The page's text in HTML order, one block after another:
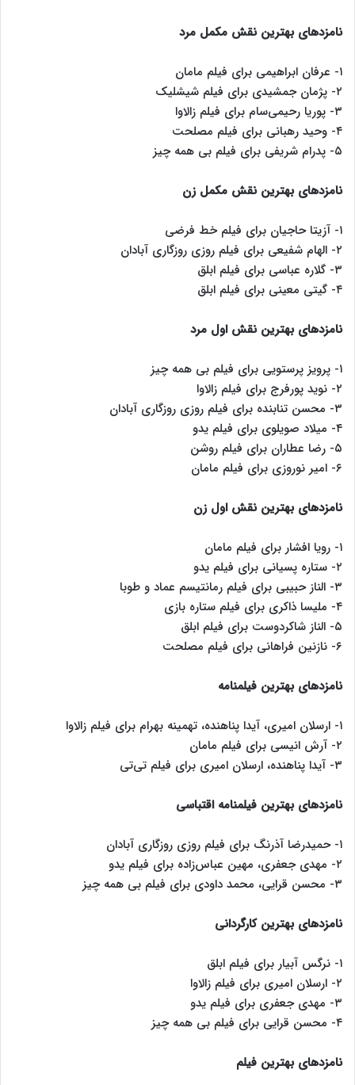
نامزدهای بهترین نقش مکمل مرد
۱- عرفان ابراهیمی برای فیلم مامان
۲- پژمان جمشیدی برای فیلم شیشلیک
۳- پوریا رحیمی‌سام برای فیلم زالاوا
۴- وحید رهبانی برای فیلم مصلحت
۵- پدرام شریفی برای فیلم بی همه چیز
نامزدهای بهترین نقش مکمل زن
۱- آزیتا حاجیان برای فیلم خط فرضی
۲- الهام شفیعی برای فیلم روزی روزگاری آبادان
۳- گلاره عباسی برای فیلم ابلق
۴- گیتی معینی برای فیلم ابلق
نامزدهای بهترین نقش اول مرد
۱- پرویز پرستویی برای فیلم بی همه چیز
۲- نوید پورفرج برای فیلم زالاوا
۳- محسن تنابنده برای فیلم روزی روزگاری آبادان
۴- میلاد صویلوی برای فیلم یدو
۵- رضا عطاران برای فیلم روشن
۶- امیر نوروزی برای فیلم مامان
نامزدهای بهترین نقش اول زن
۱- رویا افشار برای فیلم مامان
۲- ستاره پسیانی برای فیلم یدو
۳- الناز حبیبی برای فیلم رمانتیسم عماد و طوبا
۴- ملیسا ذاکری برای فیلم ستاره بازی
۵- الناز شاکردوست برای فیلم ابلق
۶- نازنین فراهانی برای فیلم مصلحت
نامزدهای بهترین فیلمنامه
۱- ارسلان امیری، آیدا پناهنده، تهمینه بهرام برای فیلم زالاوا
۲- آرش انیسی برای فیلم مامان
۳- آیدا پناهنده، ارسلان امیری برای فیلم تی‌تی
نامزدهای بهترین فیلمنامه اقتباسی
۱- حمیدرضا آذرنگ برای فیلم روزی روزگاری آبادان
۲- مهدی جعفری، مهین عباس‌زاده برای فیلم یدو
۳- محسن قرایی، محمد داودی برای فیلم بی همه چیز
نامزدهای بهترین کارگردانی
۱- نرگس آبیار برای فیلم ابلق
۲- ارسلان امیری برای فیلم زالاوا
۳- مهدی جعفری برای فیلم یدو
۴- محسن قرایی برای فیلم بی همه چیز
نامزدهای بهترین فیلم